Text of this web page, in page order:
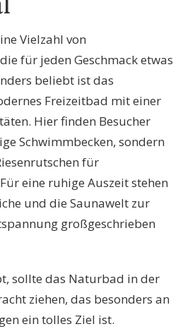
Vielzahl von
für jeden Geschmack etwas
beliebt ist das
Freizeitbad mit einer
Hier finden Besucher
Schwimmbecken, sondern
für
eine ruhige Auszeit stehen
und die Saunawelt zur
großgeschrieben
sollte das Naturbad in der
ziehen, das besonders an
ein tolles Ziel ist.